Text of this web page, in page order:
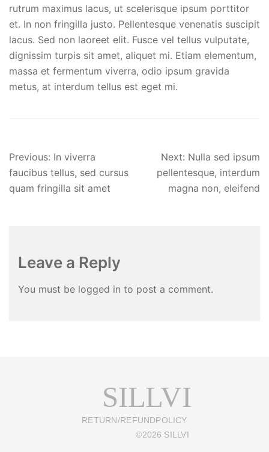
rutrum maximus lacus, ut scelerisque ipsum porttitor
et. In non fringilla justo. Pellentesque venenatis suscipit
lacus. Sed non laoreet elit. Fusce vel tellus vulputate,
dignissim turpis sit amet, aliquet mi. Etiam elementum,
massa et fermentum viverra, odio ipsum gravida
metus, at interdum tellus est eget mi.
Post
navigation
Previous: In viverra
faucibus tellus, sed cursus
quam fringilla sit amet
Next: Nulla sed ipsum
pellentesque, interdum
magna non, eleifend
Leave a Reply
You must be logged in to post a comment.
SILLVI
RETURN/REFUNDPOLICY
©2026 SILLVI